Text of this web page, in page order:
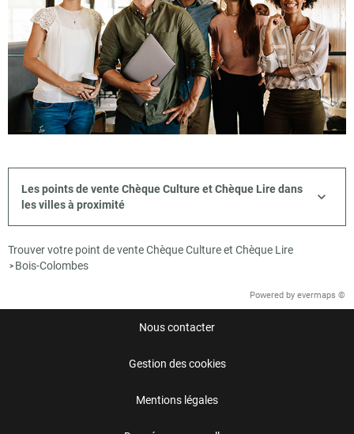
Les points de vente Chèque Culture et Chèque Lire dans
les villes à proximité
Trouver votre point de vente Chèque Culture et Chèque Lire
> Bois-Colombes
Powered by evermaps ©
Nous contacter
Gestion des cookies
Mentions légales